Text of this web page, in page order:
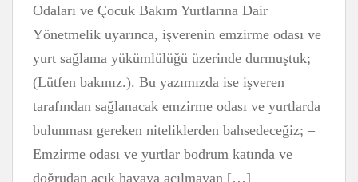
Odaları ve Çocuk Bakım Yurtlarına Dair
Yönetmelik uyarınca, işverenin emzirme odası ve
yurt sağlama yükümlülüğü üzerinde durmuştuk;
(Lütfen bakınız.). Bu yazımızda ise işveren
tarafından sağlanacak emzirme odası ve yurtlarda
bulunması gereken niteliklerden bahsedeceğiz; –
Emzirme odası ve yurtlar bodrum katında ve
doğrudan açık havaya açılmayan […]